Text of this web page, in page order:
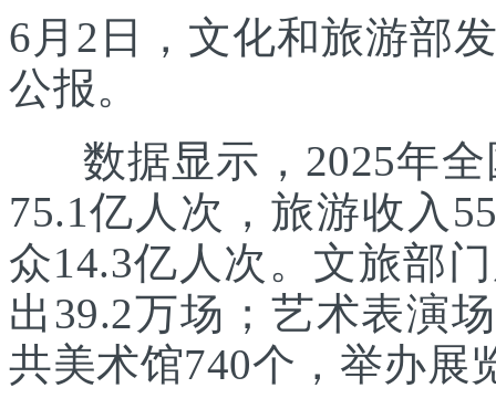
6月2日，文化和旅游部
公报。
数据显示，2025年全
75.1亿人次，旅游收入
众14.3亿人次。文旅部
出39.2万场；艺术表演
共美术馆740个，举办展